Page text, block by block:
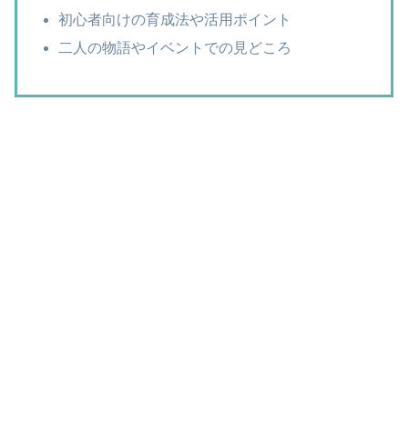
初心者向けの育成法や活用ポイント
二人の物語やイベントでの見どころ